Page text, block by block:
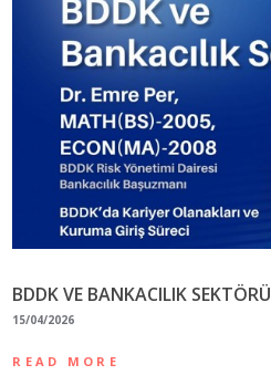
BDDK VE BANKACILIK SEKTÖRÜ
15/04/2026
READ MORE